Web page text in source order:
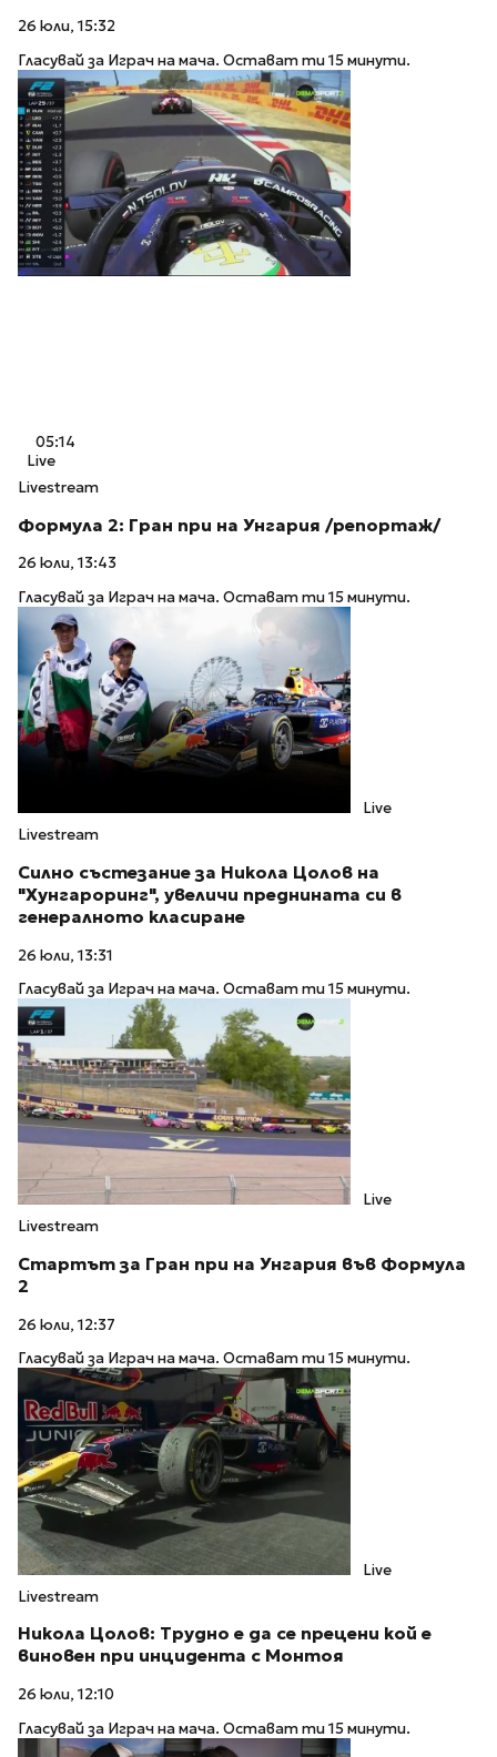
26 юли, 15:32
Гласувай за Играч на мача. Остават ти 15 минути.
05:14
Live
Livestream
Формула 2: Гран при на Унгария /репортаж/
26 юли, 13:43
Гласувай за Играч на мача. Остават ти 15 минути.
Live
Livestream
Силно състезание за Никола Цолов на
"Хунгароринг", увеличи преднината си в
генералното класиране
26 юли, 13:31
Гласувай за Играч на мача. Остават ти 15 минути.
Live
Livestream
Стартът за Гран при на Унгария във Формула
2
26 юли, 12:37
Гласувай за Играч на мача. Остават ти 15 минути.
Live
Livestream
Никола Цолов: Трудно е да се прецени кой е
виновен при инцидента с Монтоя
26 юли, 12:10
Гласувай за Играч на мача. Остават ти 15 минути.